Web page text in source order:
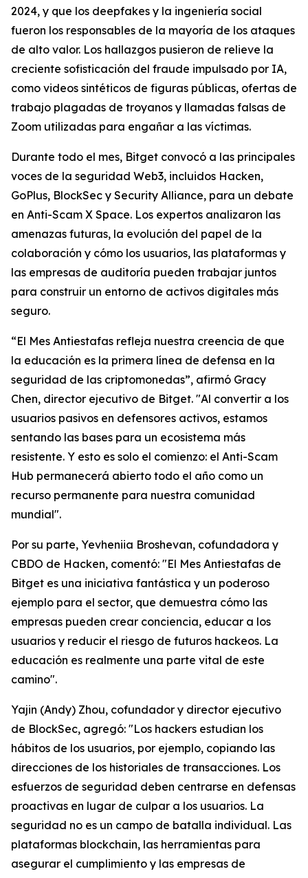
2024, y que los deepfakes y la ingeniería social
fueron los responsables de la mayoría de los ataques
de alto valor. Los hallazgos pusieron de relieve la
creciente sofisticación del fraude impulsado por IA,
como videos sintéticos de figuras públicas, ofertas de
trabajo plagadas de troyanos y llamadas falsas de
Zoom utilizadas para engañar a las víctimas.
Durante todo el mes, Bitget convocó a las principales
voces de la seguridad Web3, incluidos Hacken,
GoPlus, BlockSec y Security Alliance, para un debate
en Anti-Scam X Space. Los expertos analizaron las
amenazas futuras, la evolución del papel de la
colaboración y cómo los usuarios, las plataformas y
las empresas de auditoría pueden trabajar juntos
para construir un entorno de activos digitales más
seguro.
“El Mes Antiestafas refleja nuestra creencia de que
la educación es la primera línea de defensa en la
seguridad de las criptomonedas”, afirmó Gracy
Chen, director ejecutivo de Bitget. "Al convertir a los
usuarios pasivos en defensores activos, estamos
sentando las bases para un ecosistema más
resistente. Y esto es solo el comienzo: el Anti-Scam
Hub permanecerá abierto todo el año como un
recurso permanente para nuestra comunidad
mundial".
Por su parte, Yevheniia Broshevan, cofundadora y
CBDO de Hacken, comentó: "El Mes Antiestafas de
Bitget es una iniciativa fantástica y un poderoso
ejemplo para el sector, que demuestra cómo las
empresas pueden crear conciencia, educar a los
usuarios y reducir el riesgo de futuros hackeos. La
educación es realmente una parte vital de este
camino".
Yajin (Andy) Zhou, cofundador y director ejecutivo
de BlockSec, agregó: "Los hackers estudian los
hábitos de los usuarios, por ejemplo, copiando las
direcciones de los historiales de transacciones. Los
esfuerzos de seguridad deben centrarse en defensas
proactivas en lugar de culpar a los usuarios. La
seguridad no es un campo de batalla individual. Las
plataformas blockchain, las herramientas para
asegurar el cumplimiento y las empresas de